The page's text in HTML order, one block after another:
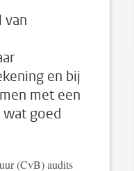
van
en bij
met een
goed
(CvB) audits